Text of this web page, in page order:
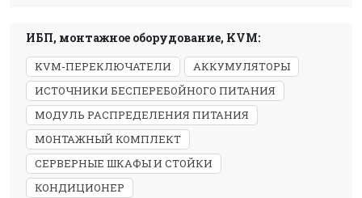
ИБП, монтажное оборудование, KVM:
KVM-ПЕРЕКЛЮЧАТЕЛИ
АККУМУЛЯТОРЫ
ИСТОЧНИКИ БЕСПЕРЕБОЙНОГО ПИТАНИЯ
МОДУЛЬ РАСПРЕДЕЛЕНИЯ ПИТАНИЯ
МОНТАЖНЫЙ КОМПЛЕКТ
СЕРВЕРНЫЕ ШКАФЫ И СТОЙКИ
КОНДИЦИОНЕР